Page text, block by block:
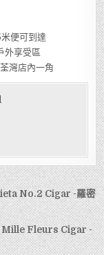
便可到達
外享受區
荃灣店內一角
No.2 Cigar -羅密
Fleurs Cigar -